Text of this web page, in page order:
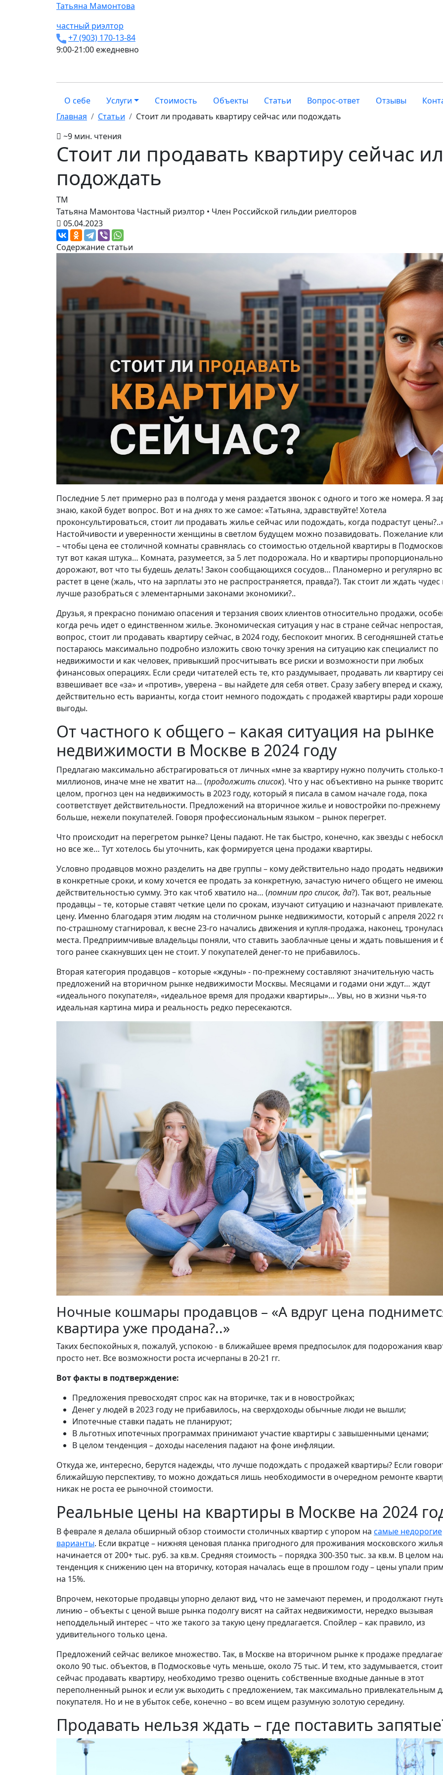
Татьяна Мамонтова
частный риэлтор
+7 (903) 170-13-84
9:00-21:00 ежедневно
О себе Услуги Стоимость Объекты Статьи Вопрос-ответ Отзывы
Главная
Статьи
Стоит ли продавать квартиру сейчас или подождать
~9 мин. чтения
Стоит ли продавать квартиру сейчас
подождать
ТМ
Татьяна Мамонтова Частный риэлтор • Член Российской гильдии риелторов
05.04.2023
Содержание статьи
Последние 5 лет примерно раз в полгода у меня раздается звонок с одного и того же номера. Я
знаю, какой будет вопрос. Вот и на днях то же самое: «Татьяна, здравствуйте! Хотела
проконсультироваться, стоит ли продавать жилье сейчас или подождать, когда подрастут
Настойчивости и уверенности женщины в светлом будущем можно позавидовать. Пожелание
– чтобы цена ее столичной комнаты сравнялась со стоимостью отдельной квартиры в
тут вот какая штука… Комната, разумеется, за 5 лет подорожала. Но и квартиры пропорционально
дорожают, вот что ты будешь делать! Закон сообщающихся сосудов… Планомерно и регулярно
растет в цене (жаль, что на зарплаты это не распространяется, правда?). Так стоит ли ждать чудес
лучше разобраться с элементарными законами экономики?..
Друзья, я прекрасно понимаю опасения и терзания своих клиентов относительно продажи,
когда речь идет о единственном жилье. Экономическая ситуация у нас в стране сейчас
вопрос, стоит ли продавать квартиру сейчас, в 2024 году, беспокоит многих. В сегодняшней статье
постараюсь максимально подробно изложить свою точку зрения на ситуацию как специалист по
недвижимости и как человек, привыкший просчитывать все риски и возможности при любых
финансовых операциях. Если среди читателей есть те, кто раздумывает, продавать ли квартиру
взвешивает все «за» и «против», уверена – вы найдете для себя ответ. Сразу забегу вперед и
действительно есть варианты, когда стоит немного подождать с продажей квартиры ради
выгоды.
От частного к общего – какая ситуация на рынке
недвижимости в Москве в 2024 году
Предлагаю максимально абстрагироваться от личных «мне за квартиру нужно получить столько-
миллионов, иначе мне не хватит на… (продолжить список). Что у нас объективно на рынке
целом, прогноз цен на недвижимость в 2023 году, который я писала в самом начале года, пока
соответствует действительности. Предложений на вторичное жилье и новостройки по-прежнему
больше, нежели покупателей. Говоря профессиональным языком – рынок перегрет.
Что происходит на перегретом рынке? Цены падают. Не так быстро, конечно, как звезды с
но все же… Тут хотелось бы уточнить, как формируется цена продажи квартиры.
Условно продавцов можно разделить на две группы – кому действительно надо продать
в конкретные сроки, и кому хочется ее продать за конкретную, зачастую ничего общего не
действительностью сумму. Это как чтоб хватило на… (помним про список, да?). Так вот, реальные
продавцы – те, которые ставят четкие цели по срокам, изучают ситуацию и назначают
цену. Именно благодаря этим людям на столичном рынке недвижимости, который с апреля 2022
по-страшному стагнировал, к весне 23-го начались движения и купля-продажа, наконец,
места. Предприимчивые владельцы поняли, что ставить заоблачные цены и ждать повышения и
того ранее скакнувших цен не стоит. У покупателей денег-то не прибавилось.
Вторая категория продавцов – которые «ждуны» - по-прежнему составляют значительную часть
предложений на вторичном рынке недвижимости Москвы. Месяцами и годами они ждут… ждут
«идеального покупателя», «идеальное время для продажи квартиры»… Увы, но в жизни чья-то
идеальная картина мира и реальность редко пересекаются.
Ночные кошмары продавцов – «А вдруг цена
квартира уже продана?..»
Таких беспокойных я, пожалуй, успокою - в ближайшее время предпосылок для подорожания
просто нет. Все возможности роста исчерпаны в 20-21 гг.
Вот факты в подтверждение:
Предложения превосходят спрос как на вторичке, так и в новостройках;
Денег у людей в 2023 году не прибавилось, на сверхдоходы обычные люди не вышли;
Ипотечные ставки падать не планируют;
В льготных ипотечных программах принимают участие квартиры с завышенными ценами;
В целом тенденция – доходы населения падают на фоне инфляции.
Откуда же, интересно, берутся надежды, что лучше подождать с продажей квартиры? Если
ближайшую перспективу, то можно дождаться лишь необходимости в очередном ремонте
никак не роста ее рыночной стоимости.
Реальные цены на квартиры в Москве на 2024
В феврале я делала обширный обзор стоимости столичных квартир с упором на самые недорогие
варианты. Если вкратце – нижняя ценовая планка пригодного для проживания московского жилья
начинается от 200+ тыс. руб. за кв.м. Средняя стоимость – порядка 300-350 тыс. за кв.м. В целом
тенденция к снижению цен на вторичку, которая началась еще в прошлом году – цены упали
на 15%.
Впрочем, некоторые продавцы упорно делают вид, что не замечают перемен, и продолжают
линию – объекты с ценой выше рынка подолгу висят на сайтах недвижимости, нередко вызывая
неподдельный интерес – что же такого за такую цену предлагается. Спойлер – как правило, из
удивительного только цена.
Предложений сейчас великое множество. Так, в Москве на вторичном рынке к продаже
около 90 тыс. объектов, в Подмосковье чуть меньше, около 75 тыс. И тем, кто задумывается,
сейчас продавать квартиру, необходимо трезво оценить собственные входные данные в этот
переполненный рынок и если уж выходить с предложением, так максимально привлекательным
покупателя. Но и не в убыток себе, конечно – во всем ищем разумную золотую середину.
Продавать нельзя ждать – где поставить